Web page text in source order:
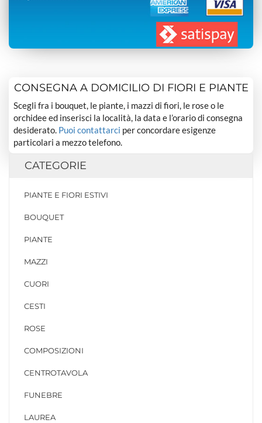
CONSEGNA A DOMICILIO DI FIORI E PIANTE
Scegli fra i bouquet, le piante, i mazzi di fiori, le rose o le
orchidee ed inserisci la località, la data e l’orario di consegna
desiderato. Puoi contattarci per concordare esigenze
particolari a mezzo telefono.
CATEGORIE
PIANTE E FIORI ESTIVI
BOUQUET
PIANTE
MAZZI
CUORI
CESTI
ROSE
COMPOSIZIONI
CENTROTAVOLA
FUNEBRE
LAUREA